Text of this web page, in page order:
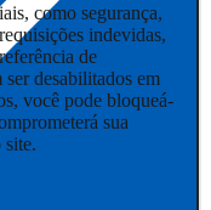
como segurança,
indevidas,
de
desabilitados em
você pode bloqueá-
sua
site.